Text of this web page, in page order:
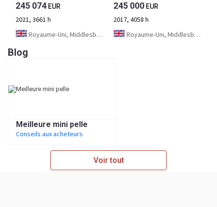
245 074 EUR
2021, 3661 h
Royaume-Uni, Middlesbrough
245 000 EUR
2017, 4058 h
Royaume-Uni, Middlesbrough
Blog
Meilleure mini pelle
Conseils aux acheteurs
Voir tout